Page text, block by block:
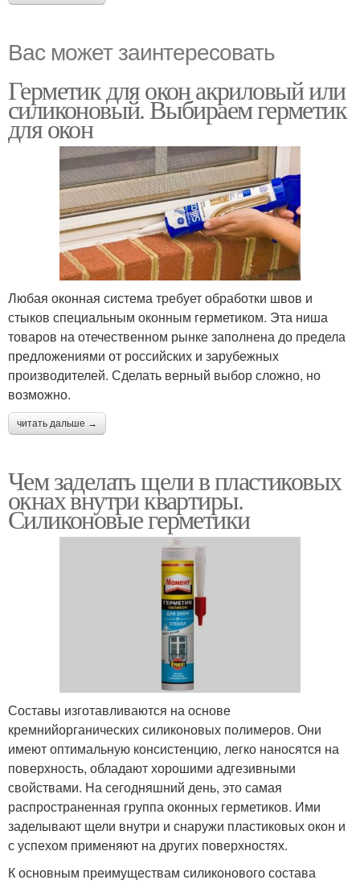
Вас может заинтересовать
Герметик для окон акриловый или
силиконовый. Выбираем герметик
для окон
Любая оконная система требует обработки швов и
стыков специальным оконным герметиком. Эта ниша
товаров на отечественном рынке заполнена до предела
предложениями от российских и зарубежных
производителей. Сделать верный выбор сложно, но
возможно.
читать дальше →
Чем заделать щели в пластиковых
окнах внутри квартиры.
Силиконовые герметики
Составы изготавливаются на основе
кремнийорганических силиконовых полимеров. Они
имеют оптимальную консистенцию, легко наносятся на
поверхность, обладают хорошими адгезивными
свойствами. На сегодняшний день, это самая
распространенная группа оконных герметиков. Ими
заделывают щели внутри и снаружи пластиковых окон и
с успехом применяют на других поверхностях.
К основным преимуществам силиконового состава